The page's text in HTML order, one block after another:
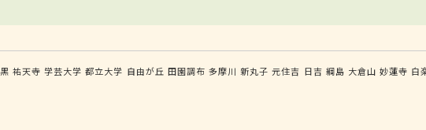
祐天寺 学芸大学 都立大学 自由が丘 田園調布 多摩川 新丸子 元住吉 日吉 綱島 大倉山 妙蓮寺 白